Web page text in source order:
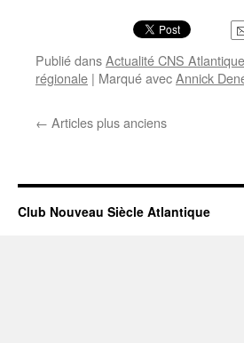
Publié dansActualité CNS Atlantique
régionale | Marqué avecAnnick
← Articles plus anciens
Club Nouveau Siècle Atlantique